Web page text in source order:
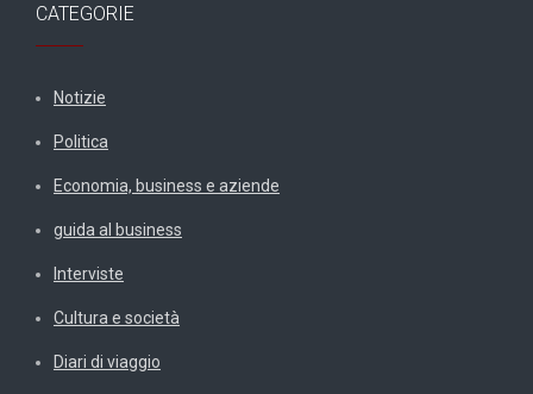
CATEGORIE
Notizie
Politica
Economia, business e aziende
guida al business
Interviste
Cultura e società
Diari di viaggio